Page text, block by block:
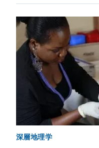
深層地理学